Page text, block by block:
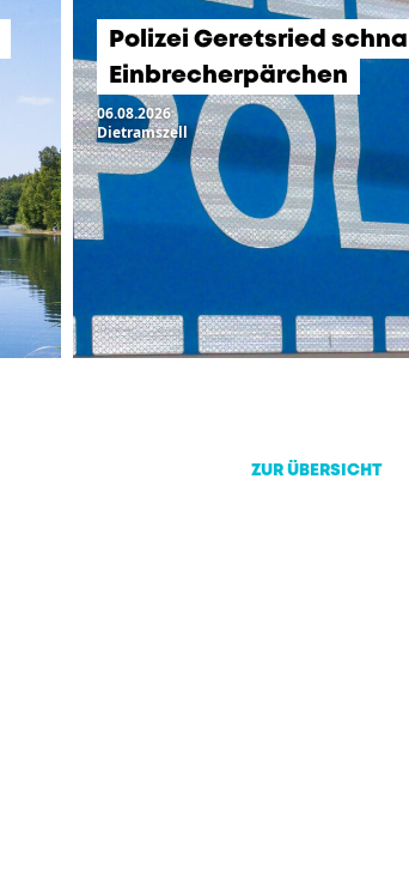
Polizei Geretsried
Einbrecherpärchen
06.08.2026
Dietramszell
ZUR ÜBERSICHT